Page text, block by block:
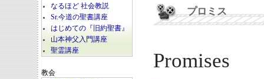
なるほど 社会教説
Sr.今道の聖書講座
はじめての『旧約聖書』
山本神父入門講座
聖霊講座
教会
プロミス
Promises